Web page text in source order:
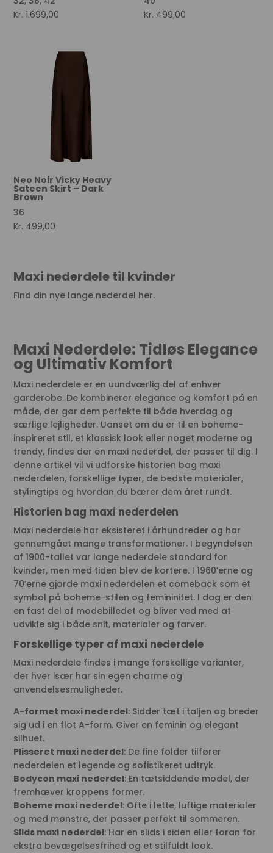
Kr. 1.699,00
Kr. 499,00
Neo Noir Vicky Heavy
Sateen Skirt – Dark
Brown
36
Kr. 499,00
Maxi nederdele til kvinder
Find din nye lange nederdel her.
Maxi Nederdele: Tidløs Elegance
og Ultimativ Komfort
Maxi nederdele er en uundværlig del af enhver
garderobe. De kombinerer elegance og komfort på en
måde, der gør dem perfekte til både hverdag og
særlige lejligheder. Uanset om du er til en boheme-
inspireret stil, et klassisk look eller noget moderne og
trendy, findes der en maxi nederdel, der passer til dig. I
denne artikel vil vi udforske historien bag maxi
nederdelen, forskellige typer, de bedste materialer,
stylingtips og hvordan du bærer dem året rundt.
Historien bag maxi nederdelen
Maxi nederdele har eksisteret i århundreder og har
gennemgået mange transformationer. I begyndelsen
af 1900-tallet var lange nederdele standard for
kvinder, men med tiden blev de kortere. I 1960’erne og
70’erne gjorde maxi nederdelen et comeback som et
symbol på boheme-stilen og femininitet. I dag er den
en fast del af modebilledet og bliver ved med at
udvikle sig i både snit, materialer og farver.
Forskellige typer af maxi nederdele
Maxi nederdele findes i mange forskellige varianter,
der hver især har sin egen charme og
anvendelsesmuligheder.
A-formet maxi nederdel: Sidder tæt i taljen og breder
sig ud i en flot A-form. Giver en feminin og elegant
silhuet.
Plisseret maxi nederdel: De fine folder tilfører
nederdelen et legende og sofistikeret udtryk.
Bodycon maxi nederdel: En tætsiddende model, der
fremhæver kroppens former.
Boheme maxi nederdel: Ofte i lette, luftige materialer
og med mønstre, der passer perfekt til sommeren.
Slids maxi nederdel: Har en slids i siden eller foran for
ekstra bevægelsesfrihed og et stilfuldt look.